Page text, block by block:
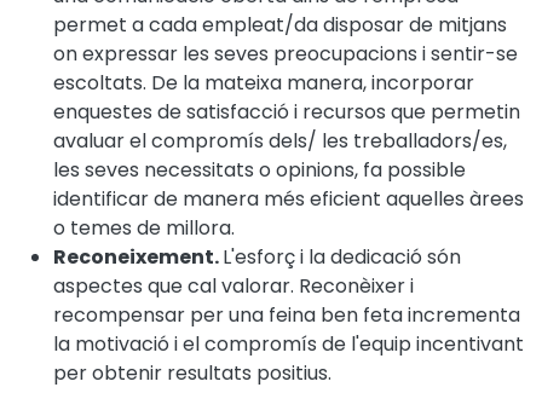
permet a cada empleat/da disposar de mitjans
on expressar les seves preocupacions i sentir-se
escoltats. De la mateixa manera, incorporar
enquestes de satisfacció i recursos que permetin
avaluar el compromís dels/ les treballadors/es,
les seves necessitats o opinions, fa possible
identificar de manera més eficient aquelles àrees
o temes de millora.
Reconeixement.L'esforç i la dedicació són
aspectes que cal valorar. Reconèixer i
recompensar per una feina ben feta incrementa
la motivació i el compromís de l'equip incentivant
per obtenir resultats positius.